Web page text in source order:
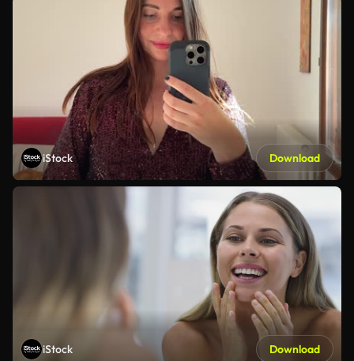
iStock Download
iStock Download